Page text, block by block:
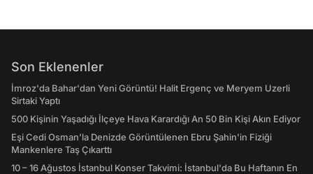
Son Eklenenler
İmroz'da Bahar'dan Yeni Görüntü! Halit Ergenç ve Meryem Uzerli
Sirtaki Yaptı
500 Kişinin Yaşadığı İlçeye Hava Karardığı An 50 Bin Kişi Akın Ediyor
Eşi Cedi Osman'la Denizde Görüntülenen Ebru Şahin'in Fiziği
Mankenlere Taş Çıkarttı
10 – 16 Ağustos İstanbul Konser Takvimi: İstanbul'da Bu Haftanın En